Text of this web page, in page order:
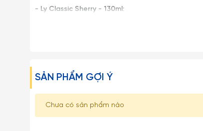
- Ly Classic Sherry - 130ml:
Ly thủy tinh Classic nhỏ nhắn loại miệng bo
nứt vỡ.
SẢN PHẨM GỢI Ý
Chưa có sản phẩm nào